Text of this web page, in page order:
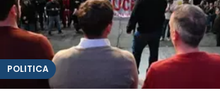
POLITICA